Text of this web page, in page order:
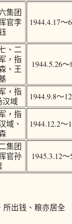
集团
官李
1944.4.17～
、二
，指
、王
1944.5.26～
，指
汉域
1944.9.8～
，指
域、
1944.12.2～
集团
官孙
1945.3.12～
所出钱、粮亦居全